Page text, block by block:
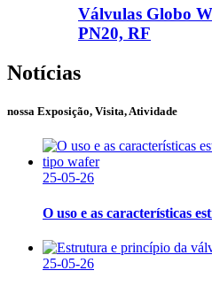
Válvulas Globo
PN20, RF
Notícias
nossa Exposição, Visita, Atividade
25-05-26
O uso e as características
25-05-26